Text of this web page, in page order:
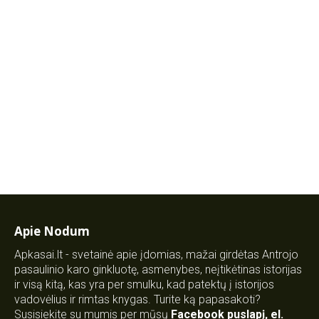
Apie Nodum
Apkasai.lt - svetainė apie įdomias, mažai girdėtas Antrojo
pasaulinio karo ginkluotę, asmenybes, neįtikėtinas istorijas
ir visą kitą, kas yra per smulku, kad patektų į istorijos
vadovėlius ir rimtas knygas. Turite ką papasakoti?
Susisiekite su mumis per mūsų Facebook puslapį, el.